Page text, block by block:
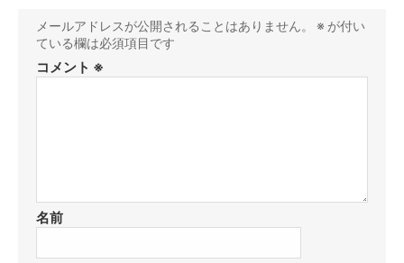
メールアドレスが公開されることはありません。 ※ が付い
ている欄は必須項目です
コメント ※
名前